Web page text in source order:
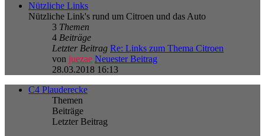
Nützliche Links
Nützliche Link's rund um Citroen und das Auto
3 Themen
4 Beiträge
Letzter Beitrag Re: Links zum Thema Citroen
von juezae Neuester Beitrag
28.03.2018 16:13
C4 Plauderecke
Themen
Beiträge
Letzter Beitrag